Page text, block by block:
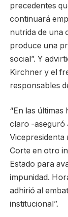
precedentes
continuará
nutrida de una
produce una
social”. Y
Kirchner y el
responsables
“En las
claro -aseguró
Vicepresidenta
Corte en otro
Estado para
impunidad.
adhirió al
institucional”.